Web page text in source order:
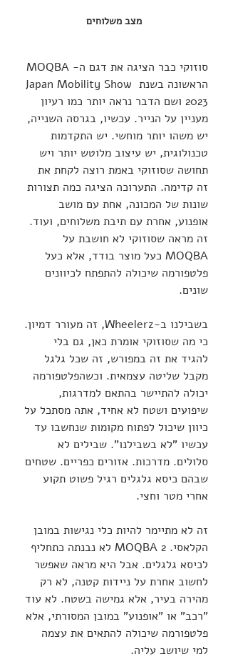
מצב משלוחים
הראשונה בשנת Japan Mobility Show
2023 ושם הדבר נראה יותר כמו רעיון
מעניין על הנייר. עכשיו, בגרסה השנייה,
יש משהו יותר מוחשי. יש התקדמות
טכנולוגית, יש עיצוב מלוטש יותר ויש
תחושה שסוזוקי באמת רוצה לקחת את
זה קדימה. התערוכה הציגה כמה תצורות
שונות של המכונה, אחת עם מושב
אופנוע, אחרת עם תיבת משלוחים, ועוד.
זה מראה שסוזוקי לא חושבת על
MOQBA כעל מוצר בודד, אלא כעל
פלטפורמה שיכולה להתפתח לכיוונים
שונים.
בשבילנו ב-Wheelerz, זה מעורר דמיון.
כי מה שסוזוקי אומרת כאן, גם בלי
להגיד את זה במפורש, זה שכל גלגל
מקבל שליטה עצמאית. וכשהפלטפורמה
יכולה להתיישר בהתאם למדרגות,
שיפועים ושטח לא אחיד, אתה מסתכל על
כיוון שיכול לפתוח מקומות שנחשבו עד
עכשיו "לא בשבילנו". שבילים לא
סלולים. מדרכות. אזורים כפריים. שטחים
שבהם כיסא גלגלים רגיל פשוט תקוע
אחרי מטר וחצי.
זה לא מתיימר להיות כלי נגישות במובן
הקלאסי. MOQBA 2 לא נבנתה כתחליף
לכיסא גלגלים. אבל היא מראה שאפשר
לחשוב אחרת על ניידות קטנה, לא רק
מהירה בעיר, אלא גמישה בשטח. לא עוד
"רכב" או "אופנוע" במובן המסורתי, אלא
פלטפורמה שיכולה להתאים את עצמה
למי שיושב עליה.